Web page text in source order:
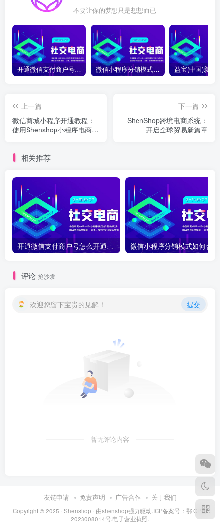
不要让你的梦想只是想想而已
开通微信支付商户号怎么开通？开通微信支付商户号详细教程 微信小程序分销模式如何合法合规运营？
上一篇
微信商城小程序开通教程：
使用Shenshop小程序电商系
下一篇
ShenShop跨境电商系统：
开启全球贸易新篇章
相关推荐
开通微信支付商户号怎么开通？开通微信支付商户号详细教程
评论 抢沙发
欢迎您留下宝贵的见解！ 提交
暂无评论内容
友链申请 免责声明 广告合作 关于我们
Copyright © 2025 · Shenshop · 由shenshop强力驱动.ICP备案号： 鄂ICP备
2023008014号 电子营业执照